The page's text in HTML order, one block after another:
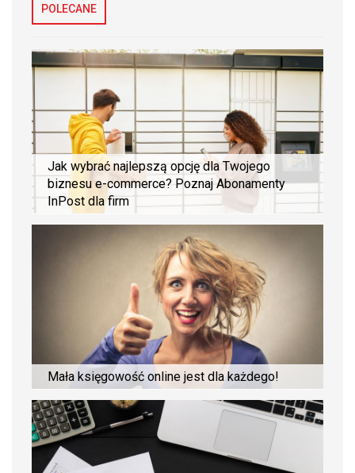
POLECANE
Jak wybrać najlepszą opcję dla Twojego
biznesu e-commerce? Poznaj Abonamenty
InPost dla firm
Mała księgowość online jest dla każdego!